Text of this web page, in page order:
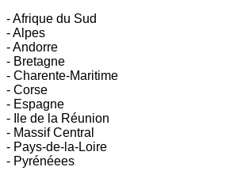
- Afrique du Sud
- Alpes
- Andorre
- Bretagne
- Charente-Maritime
- Corse
- Espagne
- Ile de la Réunion
- Massif Central
- Pays-de-la-Loire
- Pyrénéees